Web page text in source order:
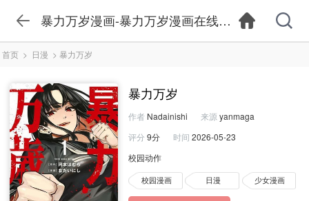
暴力万岁漫画-暴力万岁漫画在线观看-暴力万岁
首页 > 日漫 > 暴力万岁
暴力万岁
作者 Nadainishi 来源 yanmaga
评分 9分 时间 2026-05-23
校园动作
校园漫画 日漫 少女漫画